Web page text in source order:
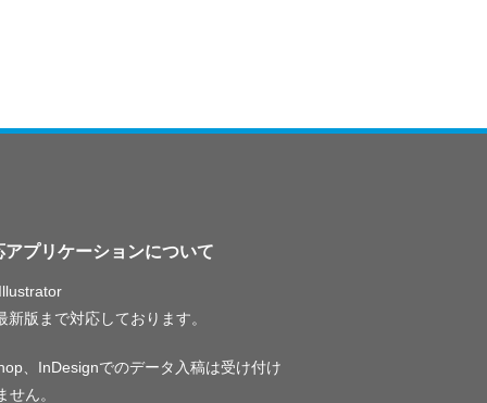
アプリケーションについて
新版まで対応しております。
、InDesignでのデータ入稿は受け付け
せん。